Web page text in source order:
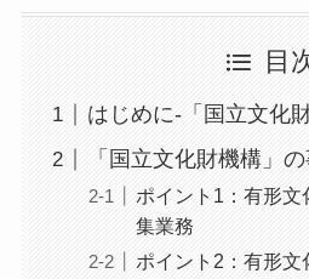
目
はじめに-「国立文化
「国立文化財機構」
ポイント1：有形文
集業務
ポイント2：有形